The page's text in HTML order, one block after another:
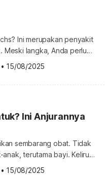
Ini merupakan penyakit
Meski langka, Anda perlu
dapat membantu calon
mengenai keinginannya
Tay-Sachs atau Tay-
• 15/08/2025
Ini Anjurannya
sembarang obat. Tidak
terutama bayi. Keliru
bayi tidak sembuh-sembuh.
• 15/08/2025